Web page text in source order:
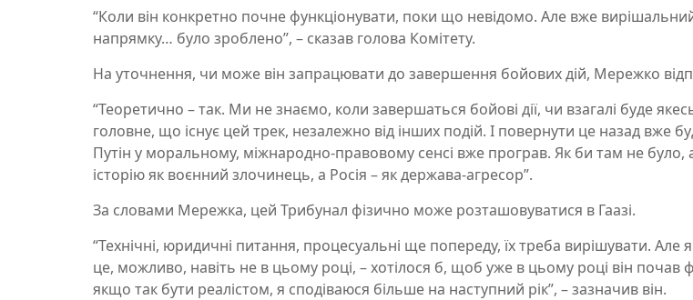
“Коли він конкретно почне функціонувати, поки що невідомо. Але вже
напрямку… було зроблено”, – сказав голова Комітету.
На уточнення, чи може він запрацювати до завершення бойових дій, Мережко
“Теоретично – так. Ми не знаємо, коли завершаться бойові дії, чи взагалі буде
головне, що існує цей трек, незалежно від інших подій. І повернути це назад вже
Путін у моральному, міжнародно-правовому сенсі вже програв. Як би там не було,
історію як воєнний злочинець, а Росія – як держава-агресор”.
За словами Мережка, цей Трибунал фізично може розташовуватися в Гаазі.
“Технічні, юридичні питання, процесуальні ще попереду, їх треба вирішувати. Але
це, можливо, навіть не в цьому році, – хотілося б, щоб уже в цьому році він почав
якщо так бути реалістом, я сподіваюся більше на наступний рік”, – зазначив він.